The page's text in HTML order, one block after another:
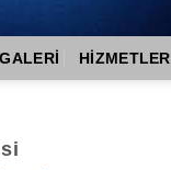
GALERI